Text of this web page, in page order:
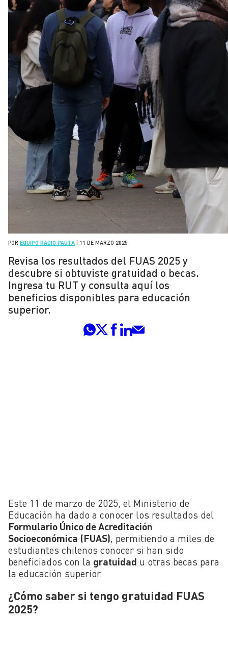
POR EQUIPO RADIO PAUTA 11 DE MARZO 2025
Revisa los resultados del FUAS 2025 y
descubre si obtuviste gratuidad o becas.
Ingresa tu RUT y consulta aquí los
beneficios disponibles para educación
superior.
Este 11 de marzo de 2025, el Ministerio de
Educación ha dado a conocer los resultados del
Formulario Único de Acreditación
Socioeconómica (FUAS) , permitiendo a miles de
estudiantes chilenos conocer si han sido
beneficiados con la gratuidad u otras becas para
la educación superior.
¿Cómo saber si tengo gratuidad FUAS
2025?